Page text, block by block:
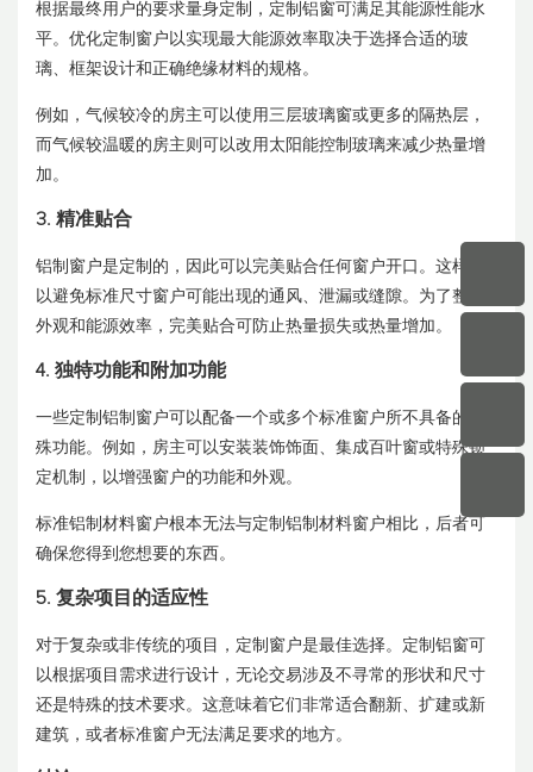
根据最终用户的要求量身定制，定制铝窗可满足其能源性能水
平。优化定制窗户以实现最大能源效率取决于选择合适的玻
璃、框架设计和正确绝缘材料的规格。
例如，气候较冷的房主可以使用三层玻璃窗或更多的隔热层，
而气候较温暖的房主则可以改用太阳能控制玻璃来减少热量增
加。
3. 精准贴合
铝制窗户是定制的，因此可以完美贴合任何窗户开口。这样可
以避免标准尺寸窗户可能出现的通风、泄漏或缝隙。为了整体
外观和能源效率，完美贴合可防止热量损失或热量增加。
4. 独特功能和附加功能
一些定制铝制窗户可以配备一个或多个标准窗户所不具备的特
殊功能。例如，房主可以安装装饰饰面、集成百叶窗或特殊锁
定机制，以增强窗户的功能和外观。
标准铝制材料窗户根本无法与定制铝制材料窗户相比，后者可
确保您得到您想要的东西。
5. 复杂项目的适应性
对于复杂或非传统的项目，定制窗户是最佳选择。定制铝窗可
以根据项目需求进行设计，无论交易涉及不寻常的形状和尺寸
还是特殊的技术要求。这意味着它们非常适合翻新、扩建或新
建筑，或者标准窗户无法满足要求的地方。